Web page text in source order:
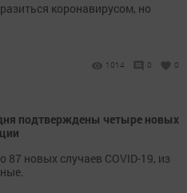
коронавирусом, но
1014 0 0
подтверждены четыре новых
87 новых случаев COVID-19, из